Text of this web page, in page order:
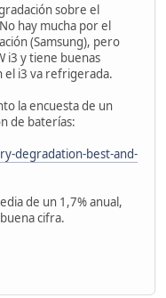
sobre el
hay mucha por el
(Samsung), pero
i3 y tiene buenas
el i3 va refrigerada.
la encuesta de un
de baterías:
degradation-best-and-
de un 1,7% anual,
cifra.